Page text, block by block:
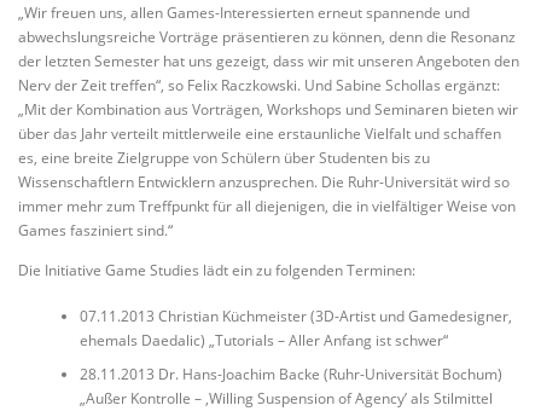
„Wir freuen uns, allen Games-Interessierten erneut spannende und
abwechslungsreiche Vorträge präsentieren zu können, denn die Resonanz
der letzten Semester hat uns gezeigt, dass wir mit unseren Angeboten den
Nerv der Zeit treffen“, so Felix Raczkowski. Und Sabine Schollas ergänzt:
„Mit der Kombination aus Vorträgen, Workshops und Seminaren bieten wir
über das Jahr verteilt mittlerweile eine erstaunliche Vielfalt und schaffen
es, eine breite Zielgruppe von Schülern über Studenten bis zu
Wissenschaftlern Entwicklern anzusprechen. Die Ruhr-Universität wird so
immer mehr zum Treffpunkt für all diejenigen, die in vielfältiger Weise von
Games fasziniert sind.“
Die Initiative Game Studies lädt ein zu folgenden Terminen:
07.11.2013 Christian Küchmeister (3D-Artist und Gamedesigner,
ehemals Daedalic) „Tutorials – Aller Anfang ist schwer“
28.11.2013 Dr. Hans-Joachim Backe (Ruhr-Universität Bochum)
„Außer Kontrolle – ‚Willing Suspension of Agency’ als Stilmittel